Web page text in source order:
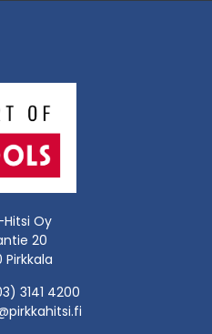
Hitsi Oy
20
Pirkkala
3141 4200